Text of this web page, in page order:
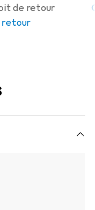
de retour
retour